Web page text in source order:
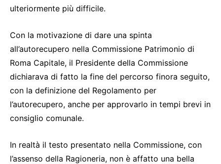
ulteriormente più difficile.
Con la motivazione di dare una spinta
all’autorecupero nella Commissione Patrimonio di
Roma Capitale, il Presidente della Commissione
dichiarava di fatto la fine del percorso finora seguito,
con la definizione del Regolamento per
l’autorecupero, anche per approvarlo in tempi brevi in
consiglio comunale.
In realtà il testo presentato nella Commissione, con
l’assenso della Ragioneria, non è affatto una bella